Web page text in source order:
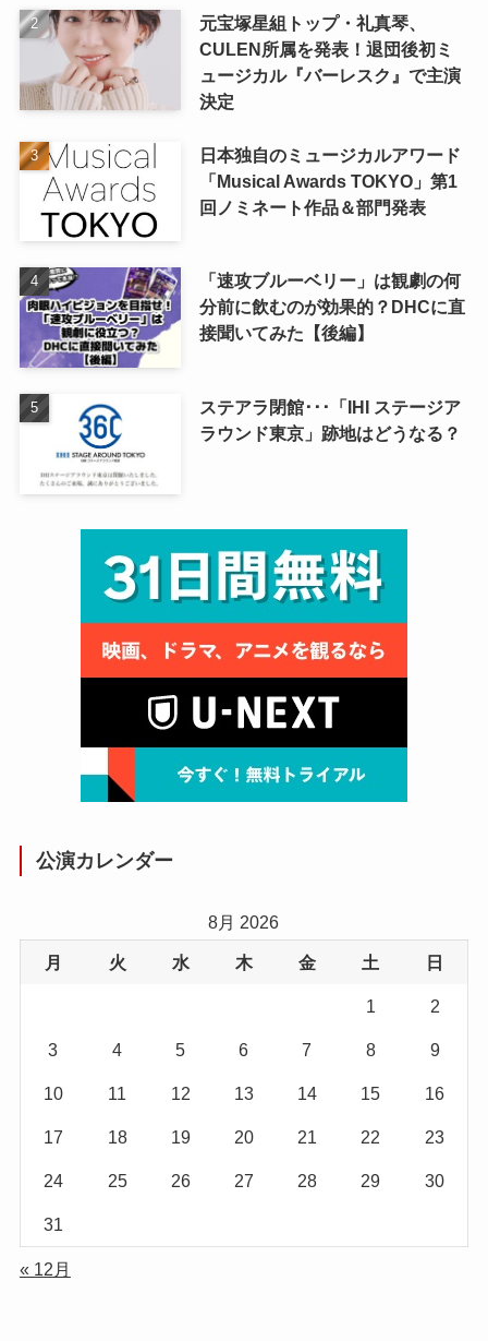
元宝塚星組トップ・礼真琴、
CULEN所属を発表！退団後初ミ
ュージカル『バーレスク』で主演
決定
日本独自のミュージカルアワード
「Musical Awards TOKYO」第1
回ノミネート作品＆部門発表
「速攻ブルーベリー」は観劇の何
分前に飲むのが効果的？DHCに直
接聞いてみた【後編】
ステアラ閉館･･･「IHI ステージア
ラウンド東京」跡地はどうなる？
公演カレンダー
8月 2026
月 火 水 木 金 土 日
1 2
3 4 5 6 7 8 9
10 11 12 13 14 15 16
17 18 19 20 21 22 23
24 25 26 27 28 29 30
31
« 12月